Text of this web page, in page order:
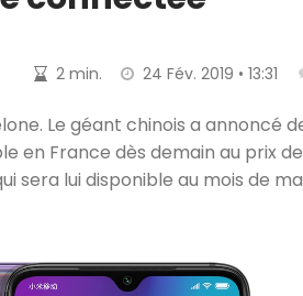
2 min. 24 Fév. 2019 • 13:31
Le géant chinois a annoncé
en France dès demain au prix
sera lui disponible au mois de